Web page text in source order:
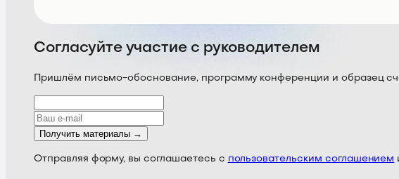
Согласуйте участие с руководителем
Пришлём письмо-обоснование, программу конференции и образец
Получить материалы →
Отправляя форму, вы соглашаетесь с пользовательским соглашением